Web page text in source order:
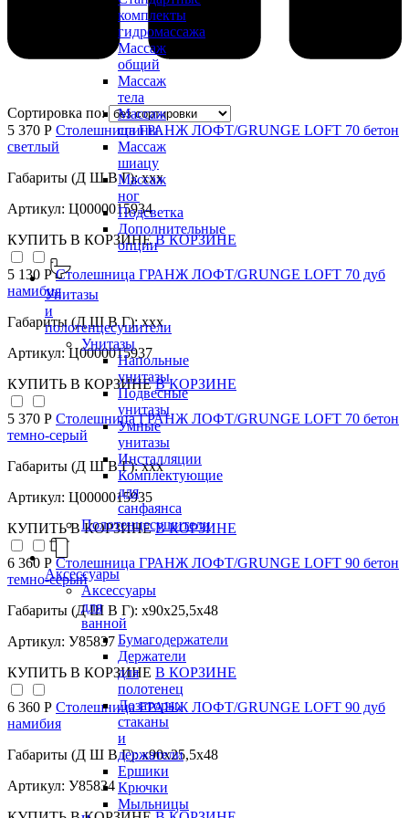
комплекты
гидромассажа
Массаж
общий
Массаж
тела
Массаж
спины
Массаж
шиацу
Массаж
ног
Подсветка
Дополнительные
опции
Унитазы
и
полотенцесушители
Унитазы
Напольные
унитазы
Подвесные
унитазы
Умные
унитазы
Инсталляции
Комплектующие
для
санфаянса
Полотенцесушители
Аксессуары
Аксессуары
для
ванной
Бумагодержатели
Держатели
для
полотенец
Дозаторы,
стаканы
и
держатели
Ершики
Крючки
Мыльницы
Сортировка по:
5 370 Р Столешница ГРАНЖ ЛОФТ/GRUNGE LOFT 70 бетон
светлый
Габариты (Д Ш В Г): xxx
Артикул: Ц0000015934
КУПИТЬ В КОРЗИНЕ В КОРЗИНЕ
5 130 РСтолешница ГРАНЖ ЛОФТ/GRUNGE LOFT 70 дуб
намибия
Габариты (Д Ш В Г): xxx
Артикул: Ц0000015937
КУПИТЬ В КОРЗИНЕ В КОРЗИНЕ
5 370 Р Столешница ГРАНЖ ЛОФТ/GRUNGE LOFT 70 бетон
темно-серый
Габариты (Д Ш В Г): xxx
Артикул: Ц0000015935
КУПИТЬ В КОРЗИНЕ В КОРЗИНЕ
6 360 Р Столешница ГРАНЖ ЛОФТ/GRUNGE LOFT 90 бетон
темно-серый
Габариты (Д Ш В Г): x90x25,5x48
Артикул: У85837
КУПИТЬ В КОРЗИНЕ В КОРЗИНЕ
6 360 Р Столешница ГРАНЖ ЛОФТ/GRUNGE LOFT 90 дуб
намибия
Габариты (Д Ш В Г): x90x25,5x48
Артикул: У85834